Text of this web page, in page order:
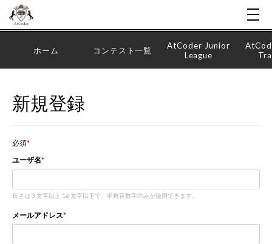
ホーム コンテスト一覧
AtCoder Junior
League
新規登録
必須
ユーザ名
長さは 3 文字以上 16 文字以下で、半角英数字のみが使用できます。
メールアドレス